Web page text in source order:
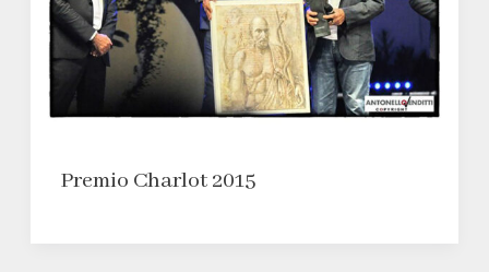
Premio Charlot 2015